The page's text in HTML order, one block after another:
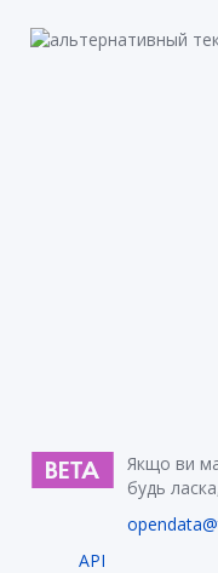
Якщо ви
будь
API